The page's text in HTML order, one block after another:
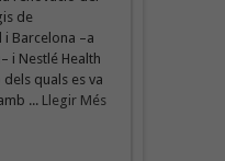
de
i Barcelona –a
i Nestlé Health
dels quals es va
... Llegir Més